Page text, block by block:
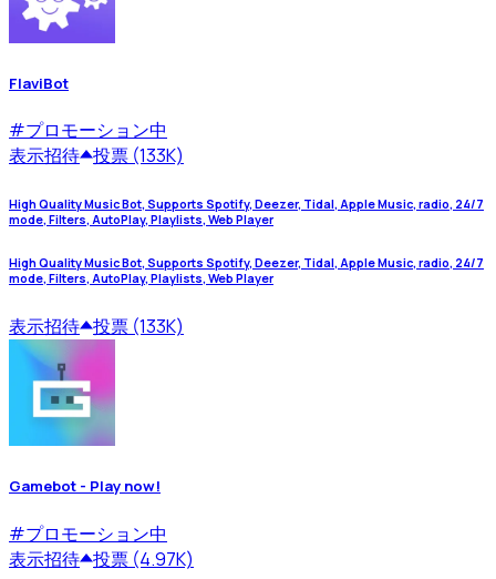
FlaviBot
#プロモーション中
表示招待 投票 (133K)
High Quality Music Bot, Supports Spotify, Deezer, Tidal, Apple Music, radio, 24/7
mode, Filters, AutoPlay, Playlists, Web Player
High Quality Music Bot, Supports Spotify, Deezer, Tidal, Apple Music, radio, 24/7
mode, Filters, AutoPlay, Playlists, Web Player
表示招待 投票 (133K)
Gamebot - Play now!
#プロモーション中
表示招待 投票 (4.97K)